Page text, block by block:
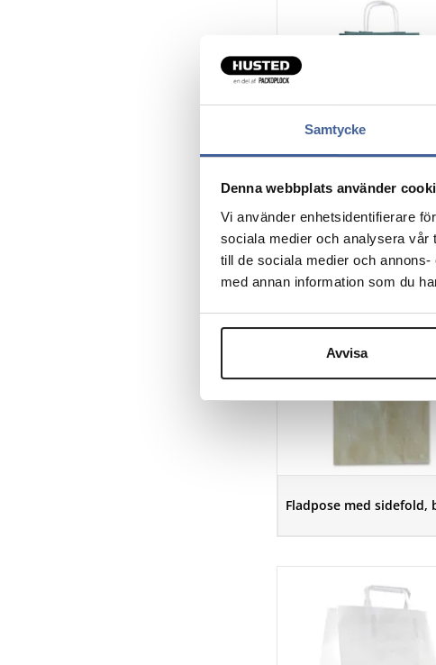
Samtycke
Denna webbplats använder
Vi använder enhetsidentifierare
sociala medier och analysera vår
till de sociala medier och
med annan information som du
Avvisa
Fladpose med sidefold,